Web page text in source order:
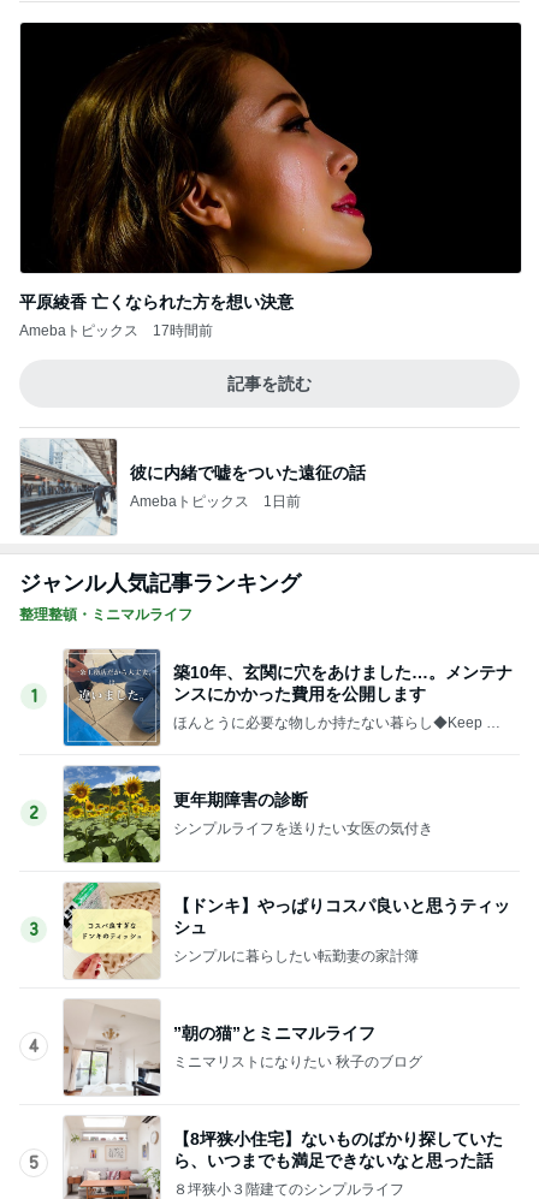
平原綾香 亡くなられた方を想い決意
Amebaトピックス 17時間前
記事を読む
彼に内緒で嘘をついた遠征の話
Amebaトピックス 1日前
ジャンル人気記事ランキング
整理整頓・ミニマルライフ
1
築10年、玄関に穴をあけました…。メンテナ
ンスにかかった費用を公開します
ほんとうに必要な物しか持たない暮らし◆Keep Lif
2
更年期障害の診断
シンプルライフを送りたい女医の気付き
3
【ドンキ】やっぱりコスパ良いと思うティッ
シュ
シンプルに暮らしたい転勤妻の家計簿
4
”朝の猫”とミニマルライフ
ミニマリストになりたい 秋子のブログ
5
【8坪狭小住宅】ないものばかり探していた
ら、いつまでも満足できないなと思った話
８坪狭小３階建てのシンプルライフ